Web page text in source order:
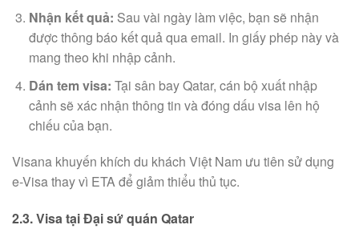
Nhận kết quả: Sau vài ngày làm việc, bạn sẽ nhận
được thông báo kết quả qua email. In giấy phép này và
mang theo khi nhập cảnh.
Dán tem visa: Tại sân bay Qatar, cán bộ xuất nhập
cảnh sẽ xác nhận thông tin và đóng dấu visa lên hộ
chiếu của bạn.
Visana khuyến khích du khách Việt Nam ưu tiên sử dụng
e-Visa thay vì ETA để giảm thiểu thủ tục.
2.3. Visa tại Đại sứ quán Qatar